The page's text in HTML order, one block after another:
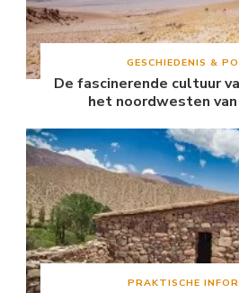
GESCHIEDENIS &
De fascinerende cultuur
het noordwesten
PRAKTISCHE